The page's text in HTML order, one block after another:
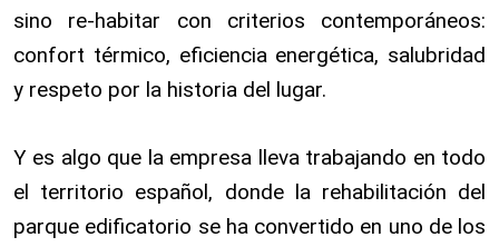
sino re-habitar con criterios contemporáneos:
confort térmico, eficiencia energética, salubridad
y respeto por la historia del lugar.
Y es algo que la empresa lleva trabajando en todo
el territorio español, donde la rehabilitación del
parque edificatorio se ha convertido en uno de los